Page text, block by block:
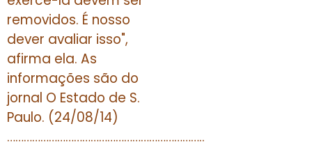
removidos. É nosso
dever avaliar isso",
afirma ela. As
informações são do
jornal O Estado de S.
Paulo. (24/08/14)
……………………………………………………………..